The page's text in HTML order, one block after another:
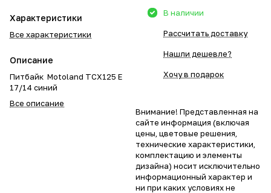
Характеристики
Все характеристики
Описание
Питбайк Motoland TCX125 E
17/14 синий
Все описание
В наличии
Рассчитать доставку
Нашли дешевле?
Хочу в подарок
Внимание! Представленная на
сайте информация (включая
цены, цветовые решения,
технические характеристики,
комплектацию и элементы
дизайна) носит исключительно
информационный характер и
ни при каких условиях не